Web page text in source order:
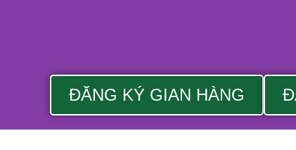
ĐĂNG KÝ GIAN HÀNG